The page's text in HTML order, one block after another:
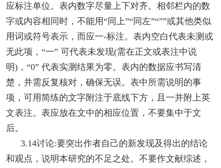
应标注单位。表内数字尽量上下对齐。相邻栏内的数
字或内容相同时，不能用“同上”“同左”“””或其他类似
用词或符号表示，而应一-标注。表内空白代表未测或
无此项，“一” 可代表未发现(需在正文或表注中说
明)，“0” 代表实测结果为零。表内的数据应书写清
楚，并需反复核对，确保无误。表中所需说明的事
项，可用简练的文字附注于底线下方，且一并附上英
文表注。表应放在文中的相应位置，不要集中于文
后。
3.14讨论:要突出作者自己的新发现及得出的结论
和观点，说明本研究的不足之处。不要作文献综述，